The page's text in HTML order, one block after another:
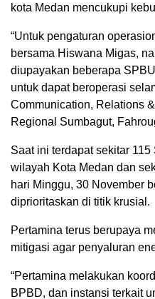
kota Medan mencukupi
“Untuk pengaturan
bersama Hiswana Migas,
diupayakan beberapa
untuk dapat beroperasi
Communication, Relations
Regional Sumbagut,
Saat ini terdapat sekitar
wilayah Kota Medan dan
hari Minggu, 30 November
diprioritaskan di titik krusial.
Pertamina terus berupaya
mitigasi agar penyaluran
“Pertamina melakukan
BPBD, dan instansi terkait